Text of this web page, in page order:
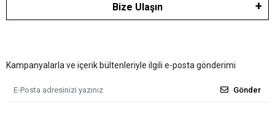
Bize Ulaşın
Kampanyalarla ve içerik bültenleriyle ilgili e-posta gönderimi
Gönder